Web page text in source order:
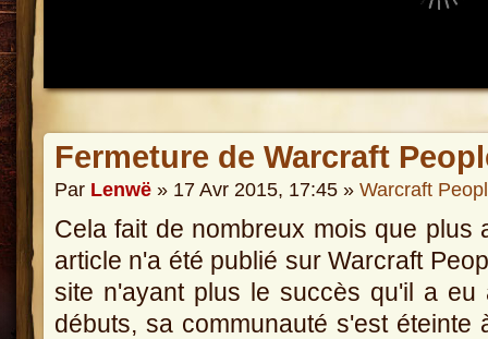
Fermeture de Warcraft
Par Lenwë » 17 Avr 2015, 17:45 » Warcraft
Cela fait de nombreux mois que plus
article n'a été publié sur Warcraft
site n'ayant plus le succès qu'il a eu
débuts, sa communauté s'est éteinte